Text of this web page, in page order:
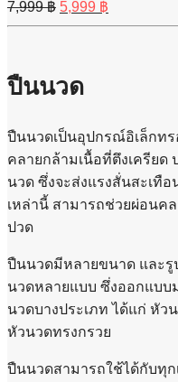
7,999฿
price
5,999 ฿
price
ปืนนวด
ปืนนวดเป็นอุปกรณ์อิเล็กท
คลายกล้ามเนื้อที่ตึงเครียด
นวด ซึ่งจะส่งแรงสั่นสะเทื
เหล่านี้ สามารถช่วยผ่อนค
ปวด
ปืนนวดมีหลายขนาด และรู
นวดหลายแบบ ซึ่งออกแบบ
นวดบางประเภท ได้แก่ หั
หัวนวดทรงกรวย
ปืนนวดสามารถใช้ได้กับทุ